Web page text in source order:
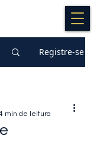
Registre-se
min de leitura